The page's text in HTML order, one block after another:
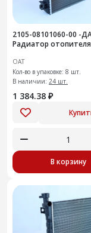
2105-08101060-00 -
Радиатор отопителя
ОАТ
Кол-во в упаковке: 8 шт.
В наличии: 24 шт.
1 384.38 ₽
В корзину